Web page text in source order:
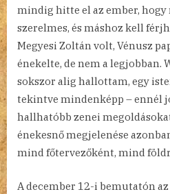
mindig hitte el az ember,
szerelmes, és máshoz kell
Megyesi Zoltán volt, Vénusz
énekelte, de nem a legjobban.
sokszor alig hallottam, egy
tekintve mindenképp – ennél
hallhatóbb zenei
énekesnő megjelenése
mind főtervezőként, mind
A december 12-i bemutatón